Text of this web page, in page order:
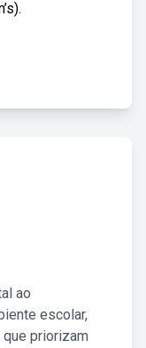
ao
escolar,
priorizam